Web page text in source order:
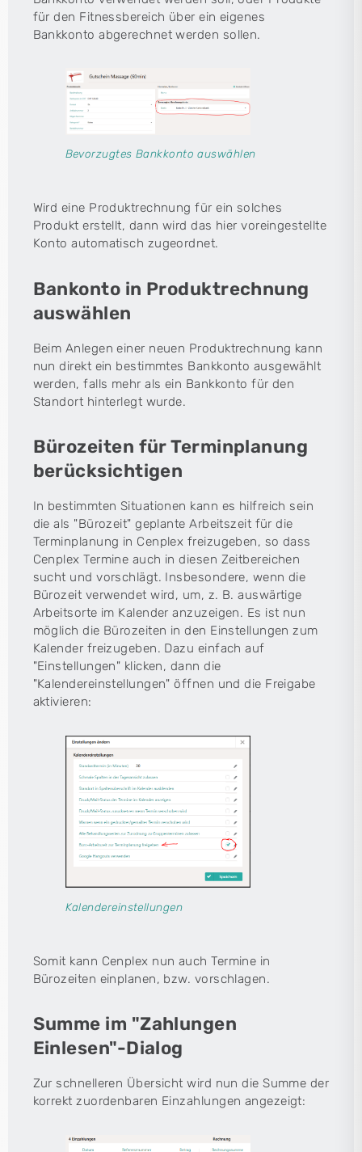
für den Fitnessbereich über ein eigenes
Bankkonto abgerechnet werden sollen.
Bevorzugtes Bankkonto auswählen
Wird eine Produktrechnung für ein solches
Produkt erstellt, dann wird das hier voreingestellte
Konto automatisch zugeordnet.
Bankonto in Produktrechnung
auswählen
Beim Anlegen einer neuen Produktrechnung kann
nun direkt ein bestimmtes Bankkonto ausgewählt
werden, falls mehr als ein Bankkonto für den
Standort hinterlegt wurde.
Bürozeiten für Terminplanung
berücksichtigen
In bestimmten Situationen kann es hilfreich sein
die als "Bürozeit" geplante Arbeitszeit für die
Terminplanung in Cenplex freizugeben, so dass
Cenplex Termine auch in diesen Zeitbereichen
sucht und vorschlägt. Insbesondere, wenn die
Bürozeit verwendet wird, um, z. B. auswärtige
Arbeitsorte im Kalender anzuzeigen. Es ist nun
möglich die Bürozeiten in den Einstellungen zum
Kalender freizugeben. Dazu einfach auf
"Einstellungen" klicken, dann die
"Kalendereinstellungen" öffnen und die Freigabe
aktivieren:
Kalendereinstellungen
Somit kann Cenplex nun auch Termine in
Bürozeiten einplanen, bzw. vorschlagen.
Summe im "Zahlungen
Einlesen"-Dialog
Zur schnelleren Übersicht wird nun die Summe der
korrekt zuordenbaren Einzahlungen angezeigt: